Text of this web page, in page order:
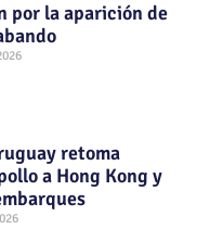
por la aparición de
retoma
a Hong Kong y